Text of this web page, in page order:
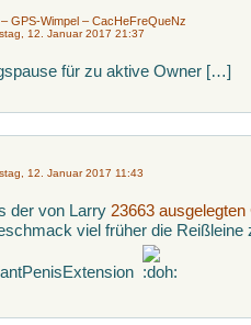
GPS-Wimpel – CacHeFreQueNz
12. Januar 2017 21:37
für zu aktive Owner […]
12. Januar 2017 11:43
der von Larry 23663
viel früher die